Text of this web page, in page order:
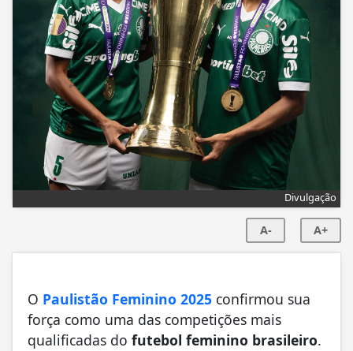
Divulgação
A- A+
O Paulistão Feminino 2025 confirmou sua
força como uma das competições mais
qualificadas do futebol feminino brasileiro.